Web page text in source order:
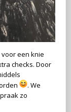
een knie
checks. Door
. We
zo